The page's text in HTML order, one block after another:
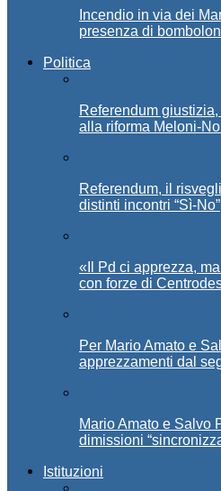
Incendio in via dei
presenza di
Politica
Referendum
alla riforma Meloni-
Referendum, il
distinti incontri “Sì-No”
«Il Pd ci apprezza,
con forze di
Per Mario Amato e
apprezzamenti dal
Mario Amato e Salvo
dimissioni
Istituzioni